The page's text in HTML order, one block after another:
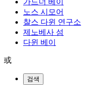
가드너 베이
노스 시모어
찰스 다윈 연구소
제노베사 섬
다윈 베이
或
검색